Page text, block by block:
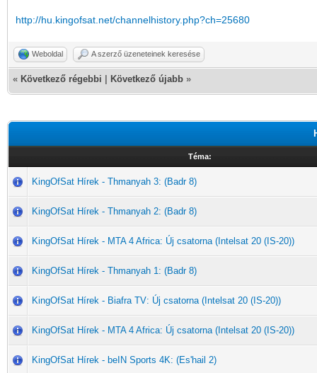
http://hu.kingofsat.net/channelhistory.php?ch=25680
Weboldal A szerző üzeneteinek keresése
« Következő régebbi Következő újabb »
Téma:
KingOfSat Hírek - Thmanyah 3: (Badr 8)
KingOfSat Hírek - Thmanyah 2: (Badr 8)
KingOfSat Hírek - MTA 4 Africa: Új csatorna (Intelsat 20 (IS-20))
KingOfSat Hírek - Thmanyah 1: (Badr 8)
KingOfSat Hírek - Biafra TV: Új csatorna (Intelsat 20 (IS-20))
KingOfSat Hírek - MTA 4 Africa: Új csatorna (Intelsat 20 (IS-20))
KingOfSat Hírek - beIN Sports 4K: (Es'hail 2)